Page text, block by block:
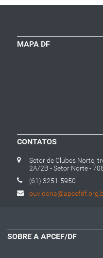
MAPA DF
CONTATOS
Setor de Clubes Norte,
2A/2B - Setor Norte -
(61) 3251-5950
SOBRE A APCEF/DF